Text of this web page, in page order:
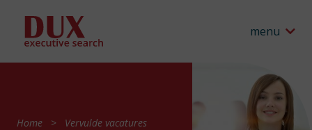
menu
Home Vervulde vacatures